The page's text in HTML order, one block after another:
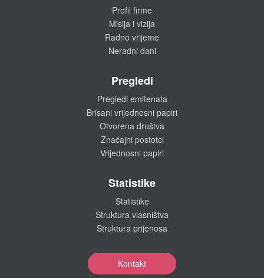
Profil firme
Misija i vizija
Radno vrijeme
Neradni dani
Pregledi
Pregledi emitenata
Brisani vrijednosni papiri
Otvorena društva
Značajni postotci
Vrijednosni papiri
Statistike
Statistike
Struktura vlasništva
Struktura prijenosa
Kontakt